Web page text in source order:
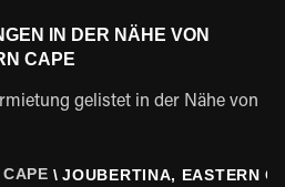
IN DER NÄHE VON
CAPE
gelistet in der Nähe von
\ JOUBERTINA, EASTERN